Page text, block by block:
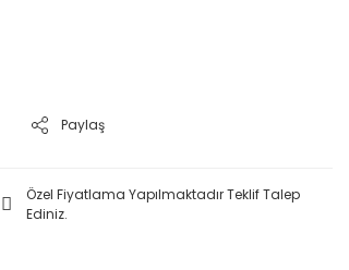
Paylaş
Özel Fiyatlama Yapılmaktadır Teklif Talep
Ediniz.